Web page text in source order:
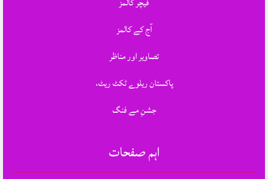
آج کے کالمز
تصاویر اور مناظر
پاکستان ریلوے ٹکٹ ریٹ،
جشنِ مے فنگ
اہم صفحات